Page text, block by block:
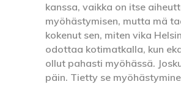
kanssa, vaikka on itse
myöhästymisen, mutta mä
kokenut sen, miten vika
odottaa kotimatkalla, kun
ollut pahasti myöhässä.
päin. Tietty se